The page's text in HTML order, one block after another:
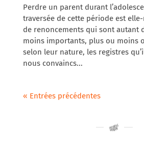
Perdre un parent durant
traversée de cette période est
de renoncements qui sont autant
moins importants, plus ou moins
selon leur nature, les registres
nous convaincs...
« Entrées précédentes